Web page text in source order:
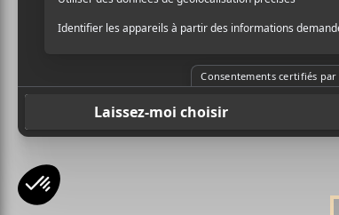
CORRIVEAU
Oiseau de nuit
ANTOINE
CORRIVEAU